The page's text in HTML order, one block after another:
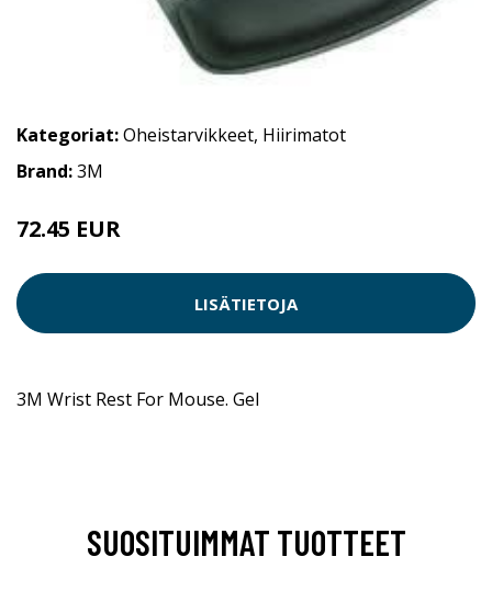
Kategoriat:Oheistarvikkeet, Hiirimatot
Brand:3M
72.45 EUR
LISÄTIETOJA
3M Wrist Rest For Mouse. Gel
SUOSITUIMMAT TUOTTEET